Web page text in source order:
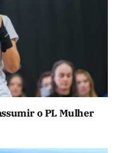
o PL Mulher